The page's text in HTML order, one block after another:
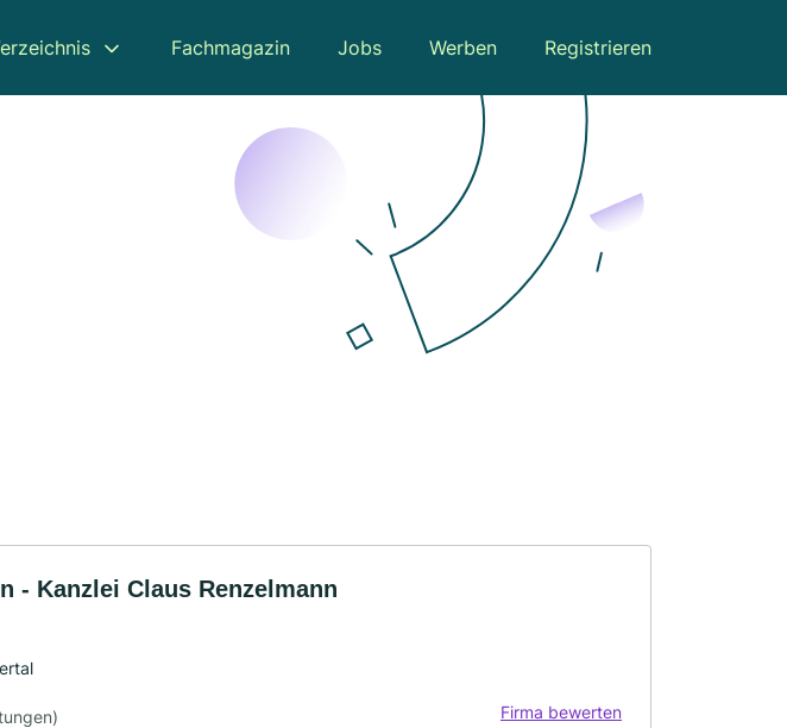
Fachmagazin Jobs Werben Registrieren
- Kanzlei Claus Renzelmann
Firma bewerten